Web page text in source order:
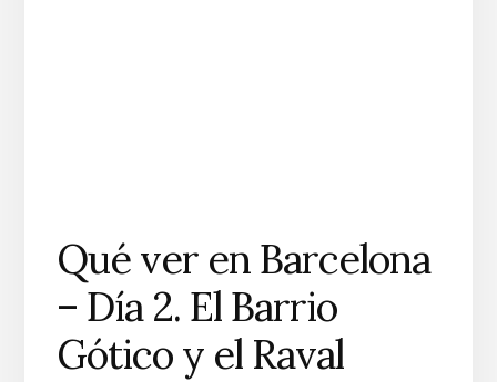
Qué ver en Barcelona
– Día 2. El Barrio
Gótico y el Raval